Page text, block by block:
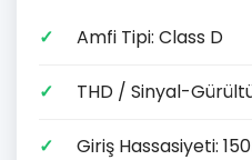
Amfi Tipi: Class D
THD / Sinyal-
Giriş Hassasiyeti: